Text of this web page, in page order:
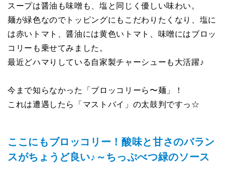
スープは醤油も味噌も、塩と同じく優しい味わい。
麺が緑色なのでトッピングにもこだわりたくなり、塩に
は赤いトマト、醤油には黄色いトマト、味噌にはブロッ
コリーも乗せてみました。
最近どハマりしている自家製チャーシューも大活躍♪
今まで知らなかった「ブロッコリーら〜麺」！
これは遭遇したら「マストバイ」の太鼓判ですっ☆
ここにもブロッコリー！酸味と甘さのバラン
スがちょうど良い♪～ちっぷべつ緑のソース